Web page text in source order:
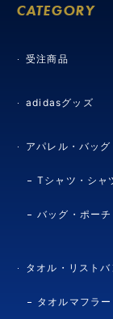
CATEGORY
受注商品
adidasグッズ
アパレル・バッグ
Tシャツ・シャ
バッグ・ポーチ
タオル・リストバ
タオルマフラー